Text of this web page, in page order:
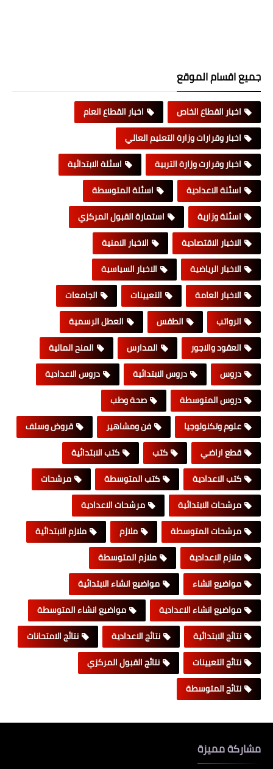
جميع اقسام الموقع
اخبار القطاع الخاص
اخبار القطاع العام
اخبار وقرارات وزارة التعليم العالي
اخبار وقرارت وزارة التربية
اسئلة الابتدائية
اسئلة الاعدادية
اسئلة المتوسطة
اسئلة وزارية
استمارة القبول المركزي
الاخبار الاقتصادية
الاخبار الامنية
الاخبار الرياضية
الاخبار السياسية
الاخبار العامة
التعيينات
الجامعات
الرواتب
الطقس
العطل الرسمية
العقود والاجور
المدارس
المنح المالية
دروس
دروس الابتدائية
دروس الاعدادية
دروس المتوسطة
صحة وطب
علوم وتكنولوجيا
فن ومشاهير
قروض وسلف
قطع اراضي
كتب
كتب الابتدائية
كتب الاعدادية
كتب المتوسطة
مرشحات
مرشحات الابتدائية
مرشحات الاعدادية
مرشحات المتوسطة
ملازم
ملازم الابتدائية
ملازم الاعدادية
ملازم المتوسطة
مواضيع انشاء
مواضيع انشاء الابتدائية
مواضيع انشاء الاعدادية
مواضيع انشاء المتوسطة
نتائج الابتدائية
نتائج الاعدادية
نتائج الامتحانات
نتائج التعيينات
نتائج القبول المركزي
نتائج المتوسطة
مشاركة مميزة